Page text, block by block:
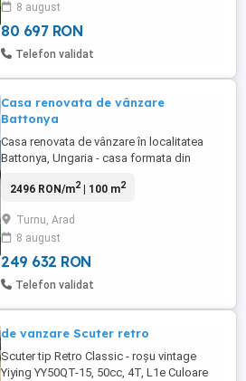
8 august
80 697 RON
Telefon validat
Casa renovata de vânzare
Battonya
Casa renovata de vânzare în localitatea
Battonya, Ungaria - casa formata din
centrala termică, curte , gradina ,
electrice și sanitare noi - acoperiș nou -
gresie și parchet laminat - uși noi -utilități
existente - in vecinătatea ...
2496 RON/m2| 100 m2
Turnu, Arad
8 august
249 632 RON
Telefon validat
de vanzare Scuter retro
Scuter tip Retro Classic - roșu vintage
Yiying YY50QT-15, 50cc, 4T, L1e Culoare